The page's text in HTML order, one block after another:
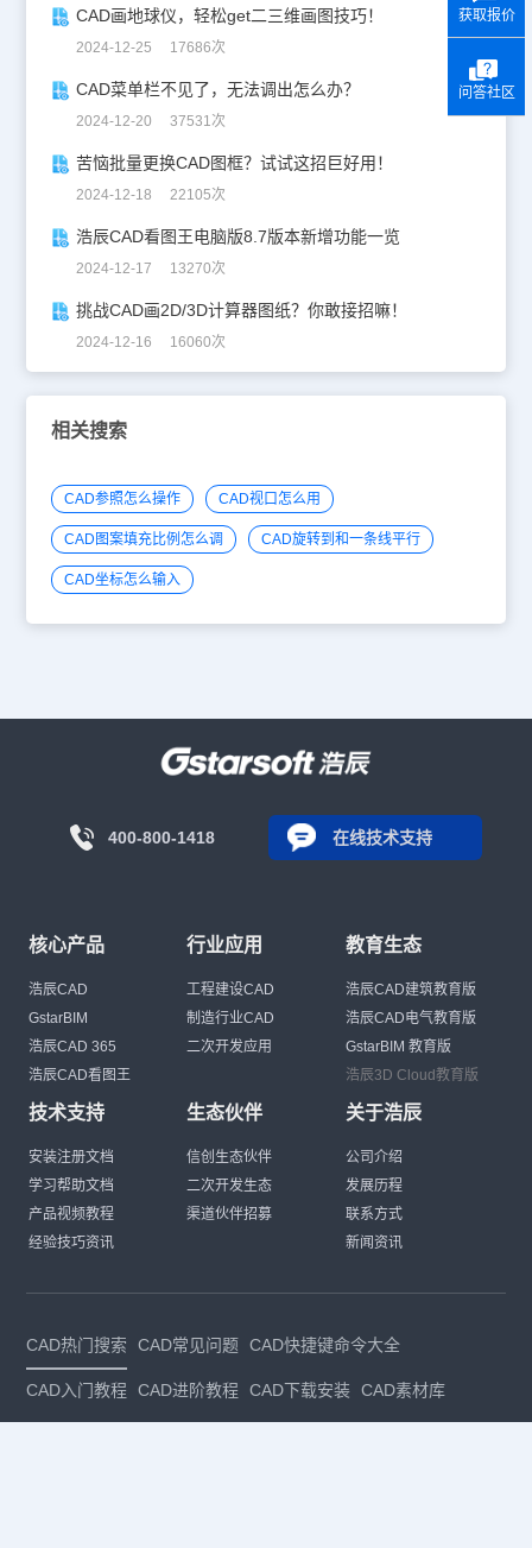
CAD画地球仪，轻松get二三维画图技巧！
2024-12-25 17686次
CAD菜单栏不见了，无法调出怎么办？
2024-12-20 37531次
苦恼批量更换CAD图框？试试这招巨好用！
2024-12-18 22105次
浩辰CAD看图王电脑版8.7版本新增功能一览
2024-12-17 13270次
挑战CAD画2D/3D计算器图纸？你敢接招嘛！
2024-12-16 16060次
相关搜索
CAD参照怎么操作 CAD视口怎么用
CAD图案填充比例怎么调 CAD旋转到和一条线平行
CAD坐标怎么输入
400-800-1418 在线技术支持
核心产品
浩辰CAD
GstarBIM
浩辰CAD 365
浩辰CAD看图王
行业应用
工程建设CAD
制造行业CAD
二次开发应用
教育生态
浩辰CAD建筑教育版
浩辰CAD电气教育版
GstarBIM 教育版
浩辰3D Cloud教育版
技术支持
安装注册文档
学习帮助文档
产品视频教程
经验技巧资讯
生态伙伴
信创生态伙伴
二次开发生态
渠道伙伴招募
关于浩辰
公司介绍
发展历程
联系方式
新闻资讯
CAD热门搜索 CAD常见问题 CAD快捷键命令大全
CAD入门教程 CAD进阶教程 CAD下载安装 CAD素材库
获取报价
问答社区